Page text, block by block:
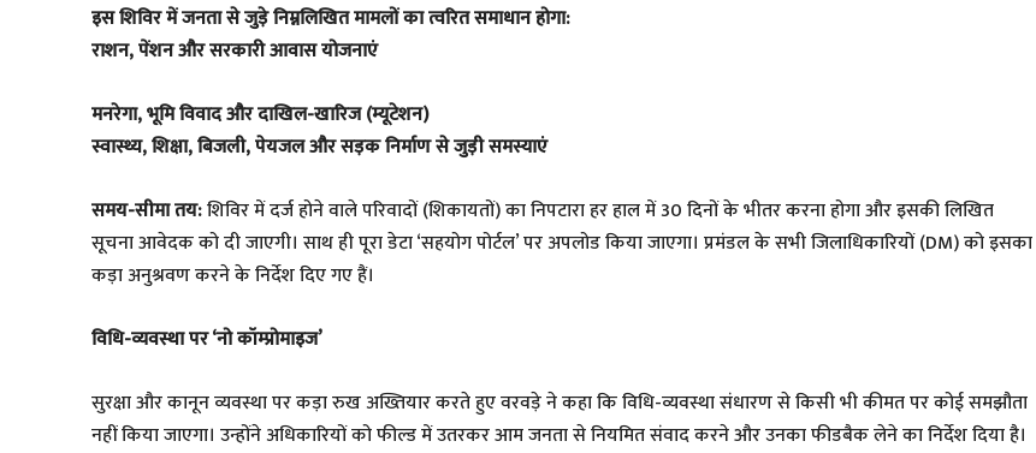
इस शिविर में जनता से जुड़े निम्नलिखित मामलों का त्वरित समाधान होगा:
राशन, पेंशन और सरकारी आवास योजनाएं
मनरेगा, भूमि विवाद और दाखिल-खारिज (म्यूटेशन)
स्वास्थ्य, शिक्षा, बिजली, पेयजल और सड़क निर्माण से जुड़ी समस्याएं
समय-सीमा तय:शिविर में दर्ज होने वाले परिवादों (शिकायतों) का निपटारा हर हाल में 30 दिनों के भीतर करना होगा और इसकी लिखित
सूचना आवेदक को दी जाएगी। साथ ही पूरा डेटा ‘सहयोग पोर्टल’ पर अपलोड किया जाएगा। प्रमंडल के सभी जिलाधिकारियों (DM) को इसका
कड़ा अनुश्रवण करने के निर्देश दिए गए हैं।
विधि-व्यवस्था पर ‘नो कॉम्प्रोमाइज’
सुरक्षा और कानून व्यवस्था पर कड़ा रुख अख्तियार करते हुए वरवड़े ने कहा कि विधि-व्यवस्था संधारण से किसी भी कीमत पर कोई समझौता
नहीं किया जाएगा। उन्होंने अधिकारियों को फील्ड में उतरकर आम जनता से नियमित संवाद करने और उनका फीडबैक लेने का निर्देश दिया है।